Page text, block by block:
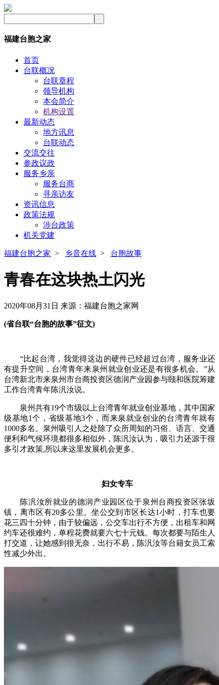
福建台胞之家
首页
台联概况
台联章程
领导机构
本会简介
机构设置
最新动态
地方讯息
台联动态
交流交往
参政议政
服务乡亲
服务台商
寻亲访友
资讯信息
政策法规
涉台政策
机关党建
福建台胞之家 > 乡音在线 > 台胞故事
青春在这块热土闪光
2020年08月31日 来源：福建台胞之家网
(省台联“台胞的故事”征文)
“比起台湾，我觉得这边的硬件已经超过台湾，服务业还
有提升空间，台湾青年来泉州就业创业还是有很多机会。”从
台湾新北市来泉州市台商投资区德润产业园参与颐和医院筹建
工作台湾青年陈汎汝说。
泉州共有19个市级以上台湾青年就业创业基地，其中国家
级基地1个，省级基地3个，而来泉就业创业的台湾青年就有
1000多名。泉州吸引人之处除了众所周知的习俗、语言、交通
便利和气候环境都很多相似外，陈汎汝认为，吸引力还源于很
多引才政策,所以来这里发展机会更多。
妇女专车
陈汎汝所就业的德润产业园区位于泉州台商投资区张坂
镇，离市区有20多公里。坐公交到市区长达1小时，打车也要
花三四十分钟，由于较偏远，公交车出行不方便，出租车和网
约车还很难约，单程花费就要六七十元钱。每次都要与陌生人
打交道，让她感到很无奈，出行不易，陈汎汝等台籍女员工索
性减少外出。